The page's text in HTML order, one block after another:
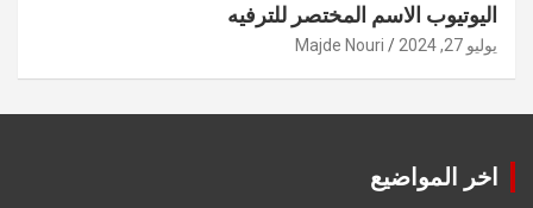
اليوتيوب الاسم المختصر للترفيه
يوليو 27, 2024 Majde Nouri
اخر المواضيع